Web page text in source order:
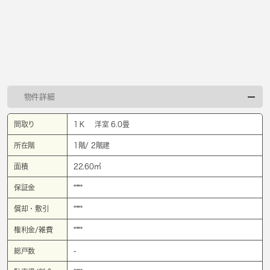
物件詳細
間取り 1Ｋ 洋室 6.0畳
所在階 1階/ 2階建
面積 22.60㎡
保証金 ****
償却・敷引 ****
権利金/雑費 ****
総戸数 -